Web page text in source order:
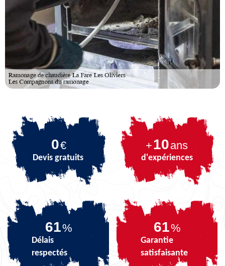
0€
Devis gratuits
+10ans
d'expériences
72%
Délais
respectés
72%
Garantie
satisfaisante